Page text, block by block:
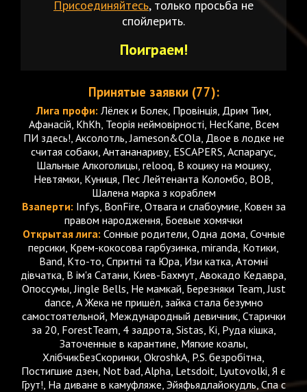
Присоединяйтесь, только просьба не
спойлерить.
Поиграем!
Принятые заявки (77):
Лига профи: Лёлек и Болек, Провінція, Дрим Тим,
Афанасій, KhKh, Теорія неймовірності, НесКапе, Всем
ПИ здесь!, Аксолотль, Jameson&COla, Двое в лодке не
считая собаки, Антананариву, ESCAPERS, Аспарагус,
Шальные Алкоголицы, relooq, В коцику на моцику,
Невтямки, Куниця, Пес Лейтенанта Коломбо, BOB,
Шалена марка з кораблем
Взаперти: Infys, BonFire, Отвага и слабоумие, Ковен за
правом народження, Боевые хомячки
Открытая лига: Сонные родители, Одна дома, Сочные
персики, Крем-кокосова гарбузинка, miranda, Котики,
Band, Кто-то, Спритні та Юра, Изи катка, Атомні
дівчатка, В ім'я Сатани, Киев-Бахмут, Авокадо Кедавра,
Опоссумы, Jingle Bells, Не мамкай, Березняки Team, Just
dance, А Жека не пришёл, зайка стала безумно
самостоятельной, Международный девичник, Старички
за 20, ForestTeam, 4 задрота, Sistas, Кі, Руда кішка,
Заточенные в карантине, Мягкие коалы,
ХлібчикБезСкоринки, OkroshkA, P.S. безробітна,
Постигшие дзен, Not bad, Alpha, Letsdoit, Lyutovolki, Я є
Грут!, На диване в камуфляже, Эйяфьядлайокудль, Спа с